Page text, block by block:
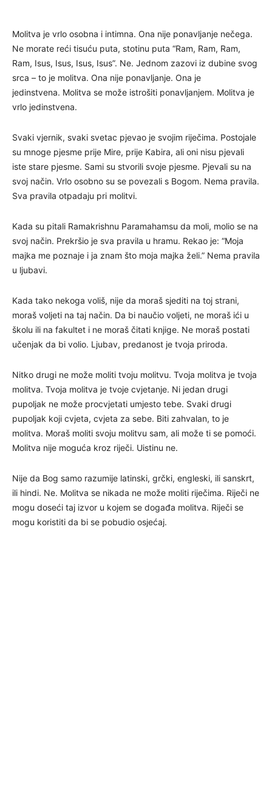
Molitva je vrlo osobna i intimna. Ona nije ponavljanje nečega.
Ne morate reći tisuću puta, stotinu puta “Ram, Ram, Ram,
Ram, Isus, Isus, Isus, Isus”. Ne. Jednom zazovi iz dubine svog
srca – to je molitva. Ona nije ponavljanje. Ona je
jedinstvena. Molitva se može istrošiti ponavljanjem. Molitva je
vrlo jedinstvena.
Svaki vjernik, svaki svetac pjevao je svojim riječima. Postojale
su mnoge pjesme prije Mire, prije Kabira, ali oni nisu pjevali
iste stare pjesme. Sami su stvorili svoje pjesme. Pjevali su na
svoj način. Vrlo osobno su se povezali s Bogom. Nema pravila.
Sva pravila otpadaju pri molitvi.
Kada su pitali Ramakrishnu Paramahamsu da moli, molio se na
svoj način. Prekršio je sva pravila u hramu. Rekao je: “Moja
majka me poznaje i ja znam što moja majka želi.” Nema pravila
u ljubavi.
Kada tako nekoga voliš, nije da moraš sjediti na toj strani,
moraš voljeti na taj način. Da bi naučio voljeti, ne moraš ići u
školu ili na fakultet i ne moraš čitati knjige. Ne moraš postati
učenjak da bi volio. Ljubav, predanost je tvoja priroda.
Nitko drugi ne može moliti tvoju molitvu. Tvoja molitva je tvoja
molitva. Tvoja molitva je tvoje cvjetanje. Ni jedan drugi
pupoljak ne može procvjetati umjesto tebe. Svaki drugi
pupoljak koji cvjeta, cvjeta za sebe. Biti zahvalan, to je
molitva. Moraš moliti svoju molitvu sam, ali može ti se pomoći.
Molitva nije moguća kroz riječi. Uistinu ne.
Nije da Bog samo razumije latinski, grčki, engleski, ili sanskrt,
ili hindi. Ne. Molitva se nikada ne može moliti riječima. Riječi ne
mogu doseći taj izvor u kojem se događa molitva. Riječi se
mogu koristiti da bi se pobudio osjećaj.